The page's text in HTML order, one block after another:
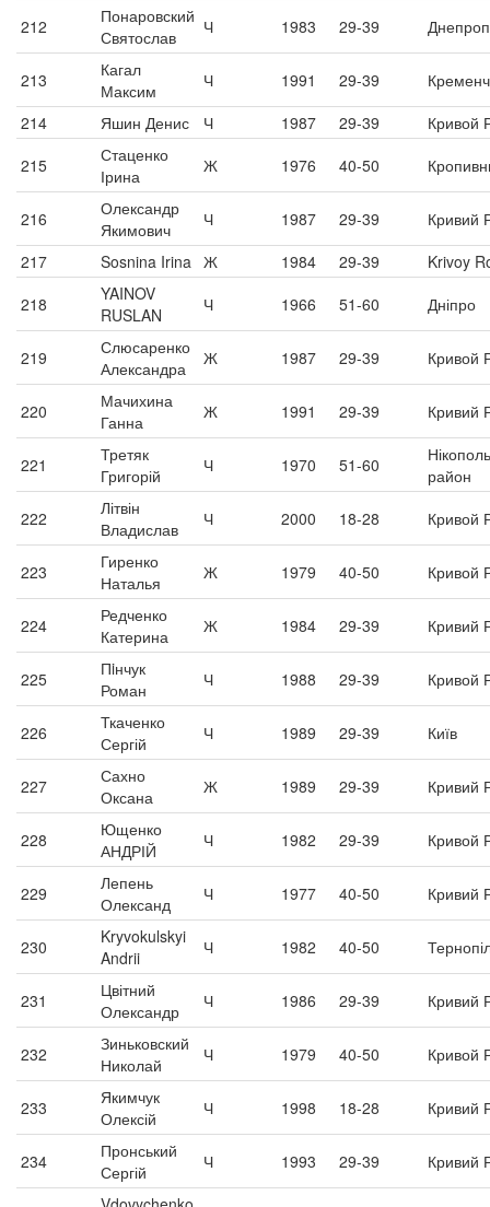
212
Понаровский
Святослав
Ч 1983 29-39
213
Кагал
Максим
Ч 1991 29-39
214
Яшин Денис Ч 1987 29-39
Кривой
215
Стаценко
Ірина
Ж 1976 40-50
216
Олександр
Якимович
Ч 1987 29-39
Кривий
217
Sosnina Irina Ж 1984 29-39
Krivoy
218
YAINOV
RUSLAN
Ч 1966 51-60 Дніпро
219
Слюсаренко
Александра
Ж 1987 29-39 Кривой
220
Мачихина
Ганна
Ж 1991 29-39 Кривий
221
Третяк
Григорій
Ч 1970 51-60
район
222
Літвін
Владислав
Ч 2000 18-28 Кривой
223
Гиренко
Наталья
Ж 1979 40-50 Кривой
224
Редченко
Катерина
Ж 1984 29-39 Кривий
225
Пiнчук
Роман
Ч 1988 29-39 Кривой
226
Ткаченко
Сергій
Ч 1989 29-39 Київ
227
Сахно
Оксана
Ж 1989 29-39 Кривий
228
Ющенко
АНДРІЙ
Ч 1982 29-39 Кривой
229
Лепень
Олександ
Ч 1977 40-50 Кривий
230
Kryvokulskyi
Andrii
Ч 1982 40-50
231
Цвітний
Олександр
Ч 1986 29-39 Кривий
232
Зиньковский
Николай
Ч 1979 40-50 Кривой
233
Якимчук
Олексій
Ч 1998 18-28 Кривий
234
Пронський
Сергій
Ч 1993 29-39 Кривий